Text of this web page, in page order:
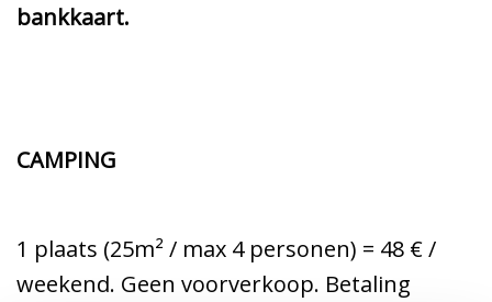
bankkaart.
CAMPING
1 plaats (25m² / max 4 personen) = 48 € /
weekend. Geen voorverkoop. Betaling